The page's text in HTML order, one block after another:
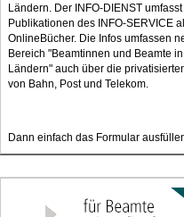
Ländern. Der INFO-DIENST
Publikationen des INFO-SERVICE
OnlineBücher. Die Infos umfassen
Bereich "Beamtinnen und Beamte
Ländern" auch über die
von Bahn, Post und Telekom.
Dann einfach das Formular